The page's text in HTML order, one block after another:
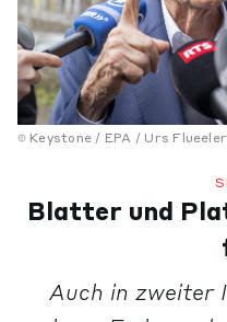
Keystone / EPA / Urs Flueeler
Blatter und
Auch in zweiter